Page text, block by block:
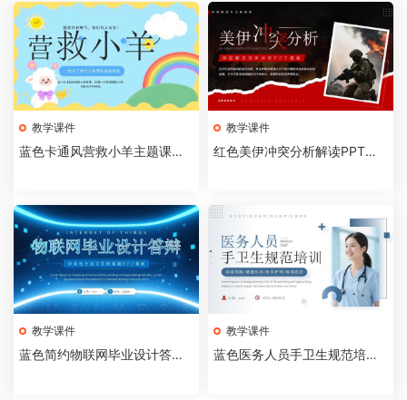
教学课件
蓝色卡通风营救小羊主题课件P
教学课件
红色美伊冲突分析解读PPT模
教学课件
蓝色简约物联网毕业设计答辩P
教学课件
蓝色医务人员手卫生规范培训